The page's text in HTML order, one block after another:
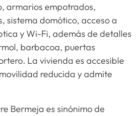
armarios empotrados,
sistema domótico, acceso a
y Wi-Fi, además de detalles
barbacoa, puertas
La vivienda es accesible
reducida y admite
Bermeja es sinónimo de